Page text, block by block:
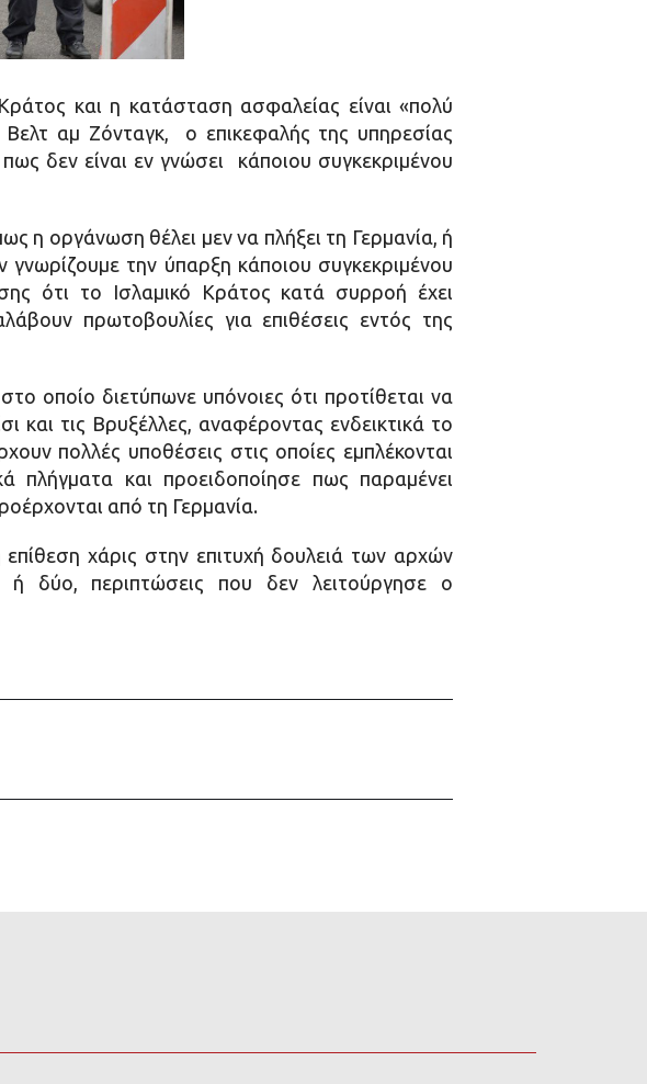
Κράτος και η κατάσταση ασφαλείας είναι «πολύ
αμ Ζόνταγκ, ο επικεφαλής της υπηρεσίας
δεν είναι εν γνώσει κάποιου συγκεκριμένου
η οργάνωση θέλει μεν να πλήξει τη Γερμανία, ή
την ύπαρξη κάποιου συγκεκριμένου
ότι το Ισλαμικό Κράτος κατά συρροή έχει
πρωτοβουλίες για επιθέσεις εντός της
οποίο διετύπωνε υπόνοιες ότι προτίθεται να
και τις Βρυξέλλες, αναφέροντας ενδεικτικά το
πολλές υποθέσεις στις οποίες εμπλέκονται
πλήγματα και προειδοποίησε πως παραμένει
από τη Γερμανία.
χάρις στην επιτυχή δουλειά των αρχών
δύο, περιπτώσεις που δεν λειτούργησε ο